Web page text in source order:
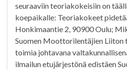
seuraaviin teoriakokeisiin on
koepaikalle: Teoriakokeet
Honkimaantie 2, 90900 Oulu;
Suomen Moottorilentäjien Liiton
toimia johtavana
ilmailun etujärjestönä edistäen